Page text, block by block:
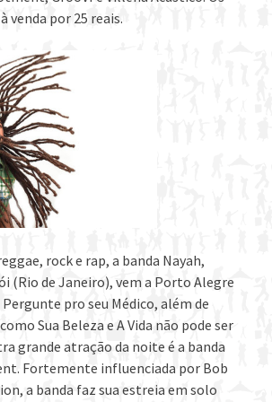
venda por 25 reais.
rock e rap, a banda Nayah,
(Rio de Janeiro), vem a Porto Alegre
pro seu Médico, além de
Sua Beleza e A Vida não pode ser
grande atração da noite é a banda
Fortemente influenciada por Bob
a banda faz sua estreia em solo